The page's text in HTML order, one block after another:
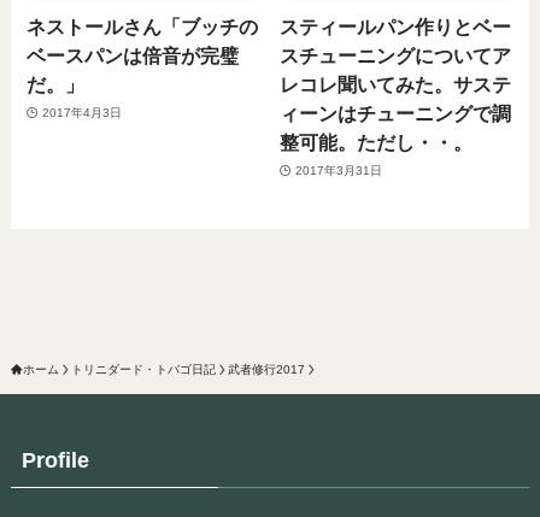
ネストールさん「ブッチの
ベースパンは倍音が完璧
だ。」
2017年4月3日
スティールパン作りとベー
スチューニングについてア
レコレ聞いてみた。サステ
ィーンはチューニングで調
整可能。ただし・・。
2017年3月31日
ホーム トリニダード・トバゴ日記 武者修行2017
Profile